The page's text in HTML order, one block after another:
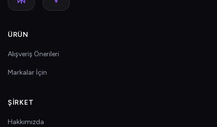
ÜRÜN
Alışveriş Önerileri
Markalar İçin
ŞIRKET
Hakkımızda